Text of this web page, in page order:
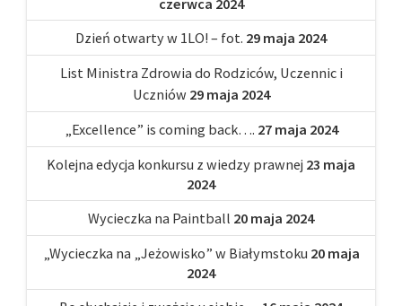
czerwca 2024
Dzień otwarty w 1LO! – fot. 29 maja 2024
List Ministra Zdrowia do Rodziców, Uczennic i
Uczniów 29 maja 2024
„Excellence” is coming back…. 27 maja 2024
Kolejna edycja konkursu z wiedzy prawnej 23 maja
2024
Wycieczka na Paintball 20 maja 2024
„Wycieczka na „Jeżowisko” w Białymstoku 20 maja
2024